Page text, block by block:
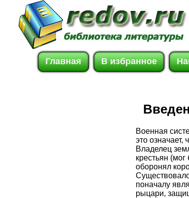
Главная В избранное
Военная
это
Владелец
крестьян
оборонял
поначалу
рыцари,